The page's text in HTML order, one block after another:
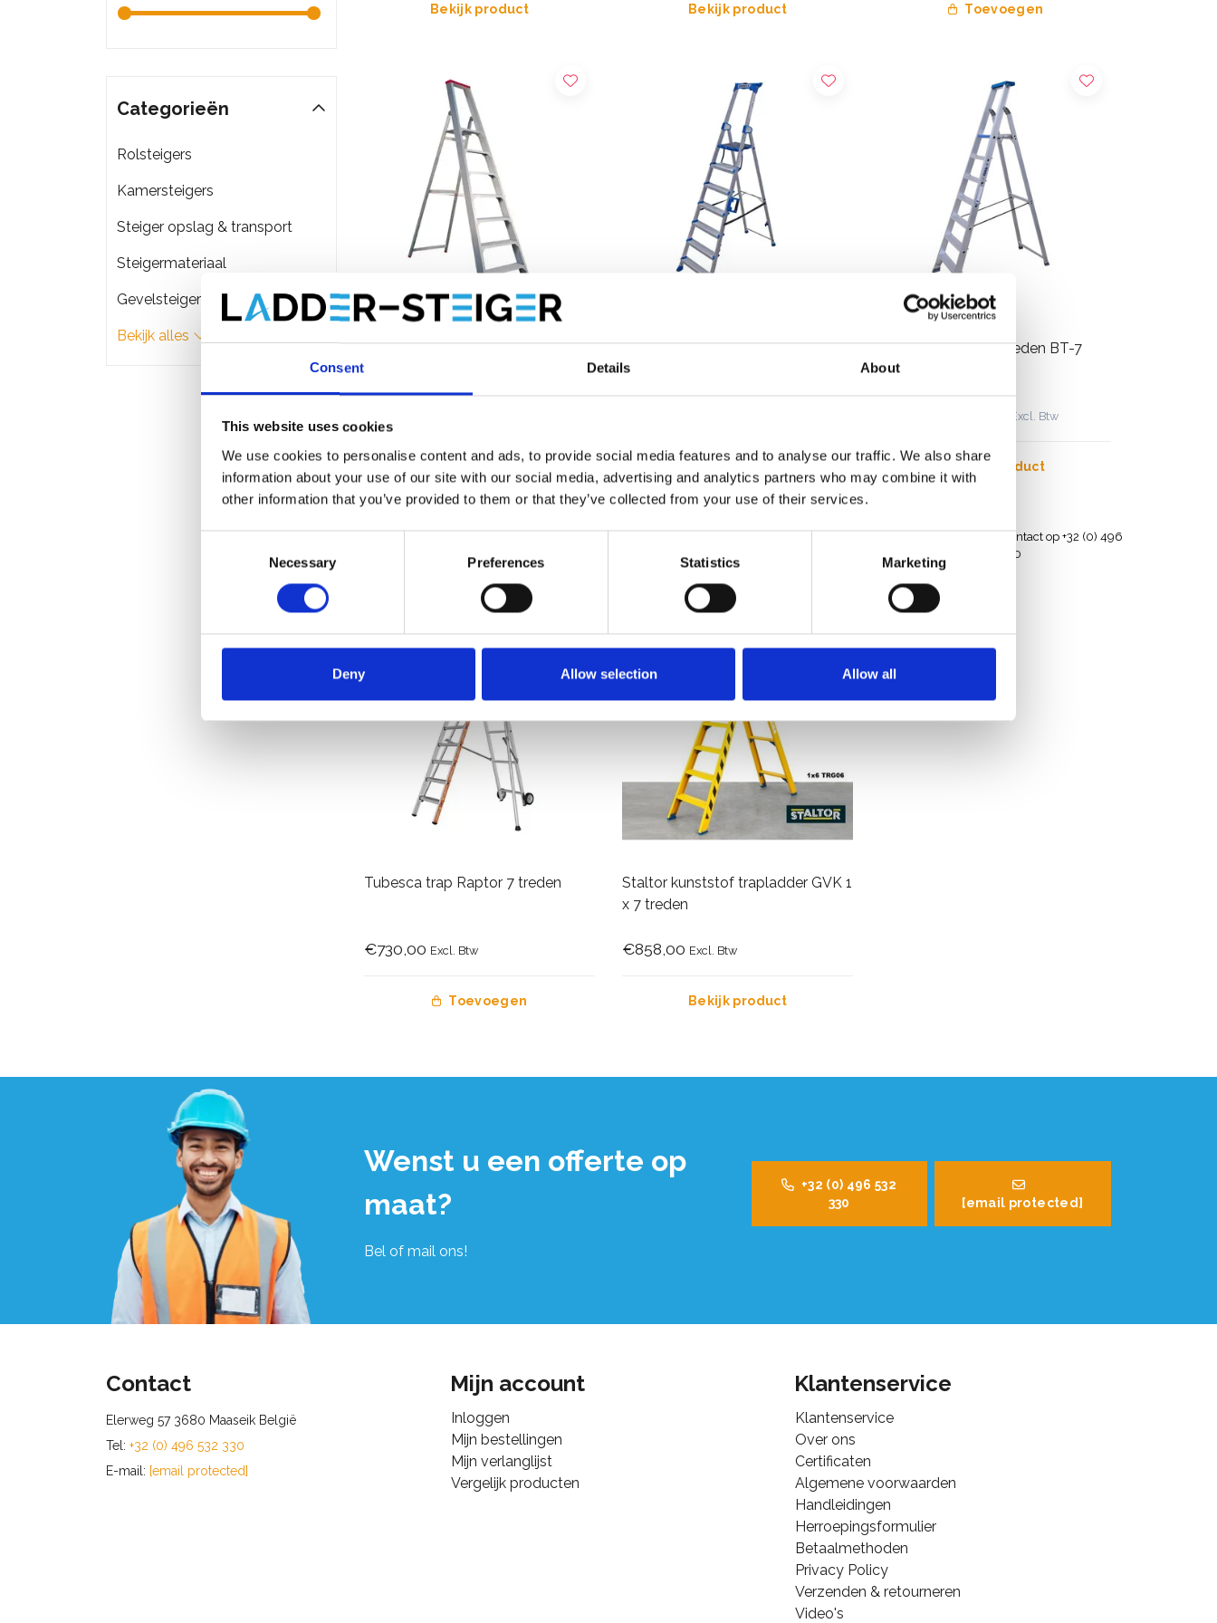
Consent Details About
This website uses cookies
We use cookies to personalise content and ads, to provide social media features and to analyse our traffic. We also share
information about your use of our site with our social media, advertising and analytics partners who may combine it with
other information that you’ve provided to them or that they’ve collected from your use of their services.
Necessary Preferences Statistics Marketing
Deny Allow selection Allow all
Bekijk product Bekijk product Toevoegen
Jumbo SuperPRO trapladder 7
Bekijk product
Alumexx Twin-deck huishoudtrap
7 treeds
ASC bordestrap 7 treden BT-7
Excl. Btw
Bekijk product
Hulp nodig? Neem contact op +32 (0) 496
532 330
Tubesca trap Raptor 7 treden
€730,00 Excl. Btw
Toevoegen
Staltor kunststof trapladder GVK 1
x 7 treden
€858,00 Excl. Btw
Bekijk product
Categorieën
Rolsteigers
Kamersteigers
Steiger opslag & transport
Steigermateriaal
Gevelsteigers
Bekijk alles
Wenst u een offerte op
maat?
Bel of mail ons!
+32 (0) 496 532
330
[email protected]
Contact
Elerweg 57 3680 Maaseik België
Tel: +32 (0) 496 532 330
E-mail: [email protected]
Mijn account
Inloggen
Mijn bestellingen
Mijn verlanglijst
Vergelijk producten
Klantenservice
Klantenservice
Over ons
Certificaten
Algemene voorwaarden
Handleidingen
Herroepingsformulier
Betaalmethoden
Privacy Policy
Verzenden & retourneren
Video's